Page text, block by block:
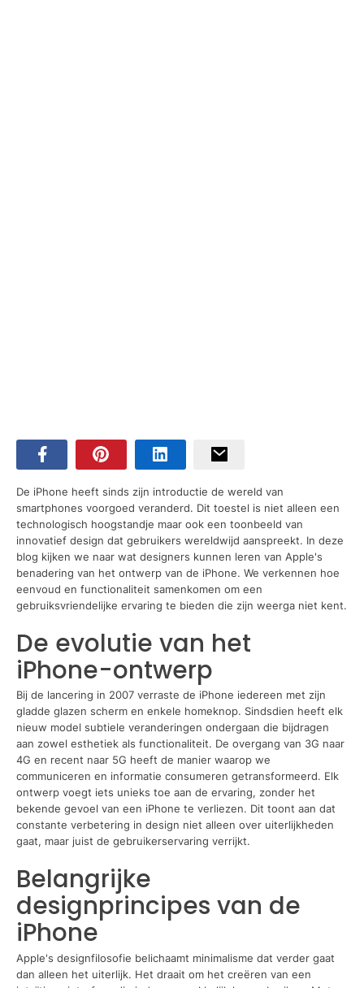
De iPhone heeft sinds zijn introductie de wereld van
smartphones voorgoed veranderd. Dit toestel is niet alleen een
technologisch hoogstandje maar ook een toonbeeld van
innovatief design dat gebruikers wereldwijd aanspreekt. In deze
blog kijken we naar wat designers kunnen leren van Apple's
benadering van het ontwerp van de iPhone. We verkennen hoe
eenvoud en functionaliteit samenkomen om een
gebruiksvriendelijke ervaring te bieden die zijn weerga niet kent.
De evolutie van het
iPhone-ontwerp
Bij de lancering in 2007 verraste de iPhone iedereen met zijn
gladde glazen scherm en enkele homeknop. Sindsdien heeft elk
nieuw model subtiele veranderingen ondergaan die bijdragen
aan zowel esthetiek als functionaliteit. De overgang van 3G naar
4G en recent naar 5G heeft de manier waarop we
communiceren en informatie consumeren getransformeerd. Elk
ontwerp voegt iets unieks toe aan de ervaring, zonder het
bekende gevoel van een iPhone te verliezen. Dit toont aan dat
constante verbetering in design niet alleen over uiterlijkheden
gaat, maar juist de gebruikerservaring verrijkt.
Belangrijke
designprincipes van de
iPhone
Apple's designfilosofie belichaamt minimalisme dat verder gaat
dan alleen het uiterlijk. Het draait om het creëren van een